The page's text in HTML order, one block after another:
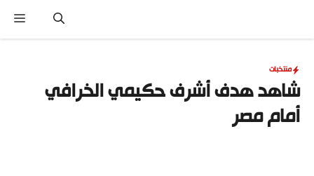
المحتوى
منتخبات
شاهد هدف أشرف حكيمي الخرافي
أمام مصر